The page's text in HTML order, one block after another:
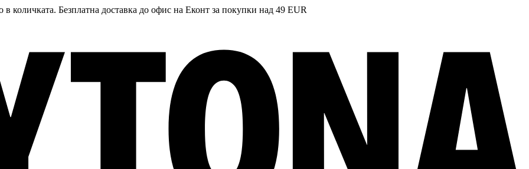
количката. Безплатна доставка до офис на Еконт за покупки над 49 EUR